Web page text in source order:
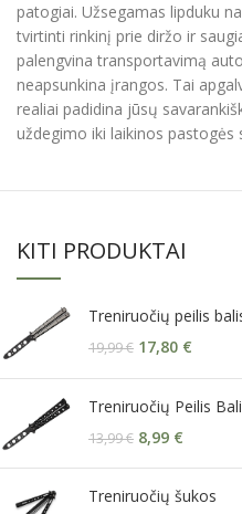
patogiai. Užsegamas lipduku
tvirtinti rinkinį prie diržo ir
palengvina transportavimą
neapsunkina įrangos. Tai
realiai padidina jūsų
uždegimo iki laikinos pastogės
KITI PRODUKTAI
Treniruočių peilis
19,99€ 17,80 €
Treniruočių Peilis
13,99€ 8,99 €
Treniruočių šukos